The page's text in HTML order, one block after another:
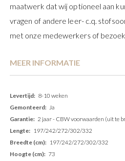
maatwerk dat wij optioneel aan
vragen of andere leer- c.q.
met onze medewerkers of
MEER INFORMATIE
Meer
informatie
8-10 weken
Ja
2 jaar - CBW voorwaarden (uit te
197/242/272/302/332
197/242/272/302/332
73